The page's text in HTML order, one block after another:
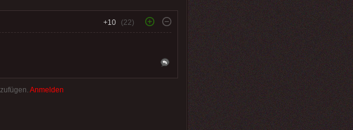
+10 (22)
Anmelden